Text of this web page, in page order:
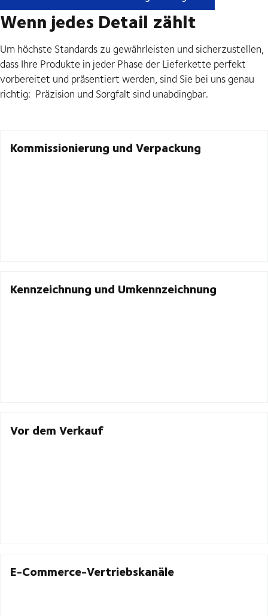
Wenn jedes Detail zählt
Um höchste Standards zu gewährleisten und sicherzustellen,
dass Ihre Produkte in jeder Phase der Lieferkette perfekt
vorbereitet und präsentiert werden, sind Sie bei uns genau
richtig: Präzision und Sorgfalt sind unabdingbar.
Kommissionierung und Verpackung
Kennzeichnung und Umkennzeichnung
Vor dem Verkauf
E-Commerce-Vertriebskanäle